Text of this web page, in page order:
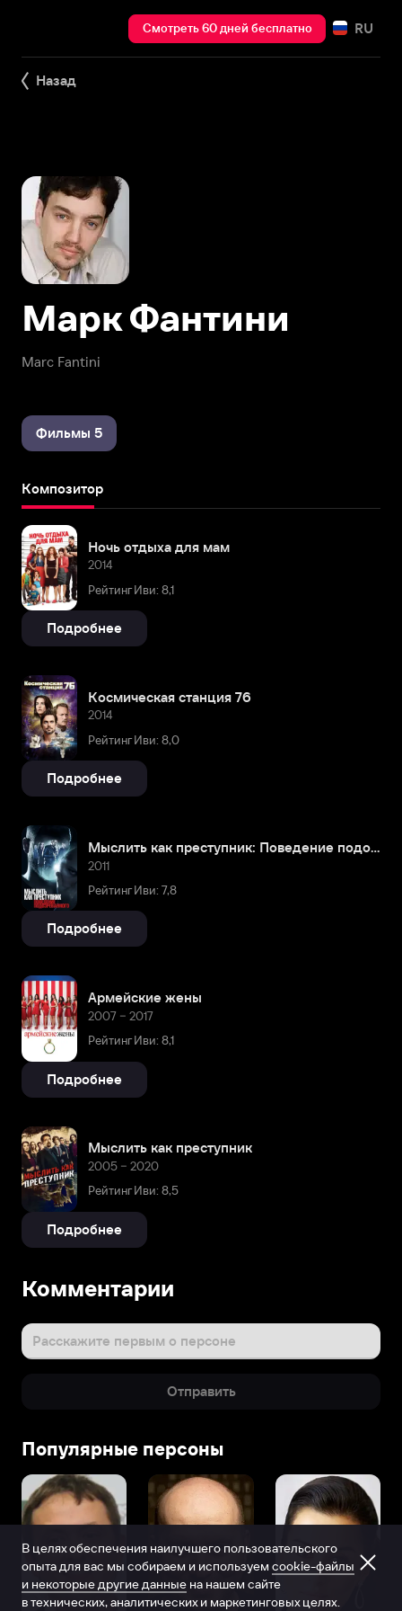
Смотреть 60 дней бесплатно RU
Назад
Marc Fantini
Марк Фантини
Фильмы 5
Композитор
Ночь отдыха для мам
2014
Рейтинг Иви: 8,1
Подробнее
Космическая станция 76
2014
Рейтинг Иви: 8,0
Подробнее
Мыслить как преступник: Поведение подозреваемого
2011
Рейтинг Иви: 7,8
Подробнее
Армейские жены
2007 – 2017
Рейтинг Иви: 8,1
Подробнее
Мыслить как преступник
2005 – 2020
Рейтинг Иви: 8,5
Подробнее
Комментарии
Расскажите первым о персоне
Отправить
Популярные персоны
В целях обеспечения наилучшего пользовательского
опыта для вас мы собираем и используем cookie-файлы
и некоторые другие данные на нашем сайте
в технических, аналитических и маркетинговых целях.